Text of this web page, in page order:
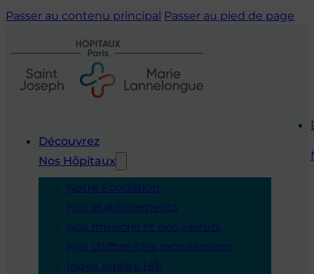
Passer au contenu principal Passer au pied de page
Découvrez
Nos Hôpitaux
Notre Fondation
Nos établissements
Nos missions et nos valeurs
Nos chiffres clés recrutement
Index égalité H/F